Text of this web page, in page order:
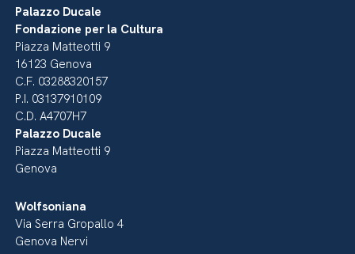
Palazzo Ducale
Fondazione per la Cultura
Piazza Matteotti 9
16123 Genova
C.F. 03288320157
P.I. 03137910109
C.D. A4707H7
Palazzo Ducale
Piazza Matteotti 9
Genova
Wolfsoniana
Via Serra Gropallo 4
Genova Nervi